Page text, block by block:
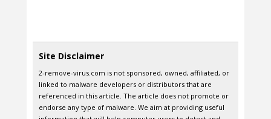
Site Disclaimer
2-remove-virus.com is not sponsored, owned, affiliated, or
linked to malware developers or distributors that are
referenced in this article. The article does not promote or
endorse any type of malware. We aim at providing useful